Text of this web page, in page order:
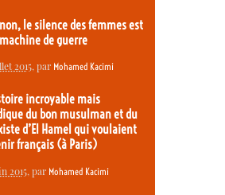
le silence des femmes est
de guerre
2015, par Mohamed Kacimi
incroyable mais
du bon musulman et du
d’El Hamel qui voulaient
français (à Paris)
2015, par Mohamed Kacimi